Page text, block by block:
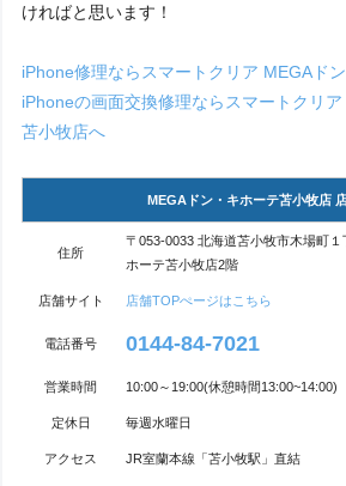
ければと思います！
iPhone修理ならスマートクリア MEGAド
iPhoneの画面交換修理ならスマートクリ
苫小牧店へ
MEGAドン・キホーテ苫小牧店
住所
〒053-0033 北海道苫小牧市木場町
ホーテ苫小牧店2階
店舗サイト 店舗TOPぺージはこちら
電話番号 0144-84-7021
営業時間 10:00～19:00(休憩時間13:00~14:00)
定休日 毎週水曜日
アクセス JR室蘭本線「苫小牧駅」直結